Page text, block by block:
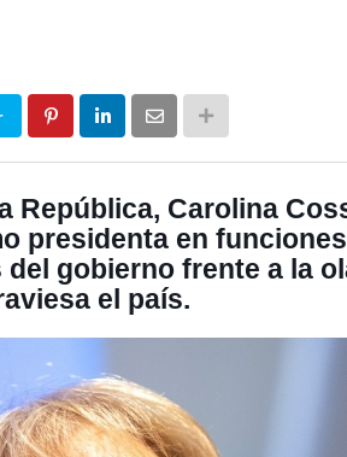
República, Carolina
presidenta en
gobierno frente a la
el país.